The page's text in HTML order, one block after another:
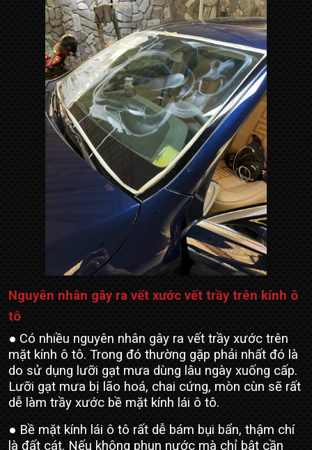
Nguyên nhân gây ra vết xước vết trầy trên kính ô
tô
● Có nhiều nguyên nhân gây ra vết trầy xước trên
mặt kính ô tô. Trong đó thường gặp phải nhất đó là
do sử dụng lưỡi gạt mưa dùng lâu ngày xuống cấp.
Lưỡi gạt mưa bị lão hoá, chai cứng, mòn cùn sẽ rất
dễ làm trầy xước bề mặt kính lái ô tô.
● Bề mặt kính lái ô tô rất dễ bám bụi bẩn, thậm chí
là đất cát. Nếu không phun nước mà chỉ bật cần